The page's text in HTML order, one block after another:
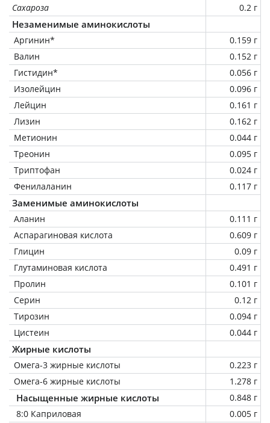
Сахароза 0.2 г
Незаменимые аминокислоты
Аргинин*
0.159 г
Валин
0.152 г
Гистидин*
0.056 г
Изолейцин
0.096 г
Лейцин
0.161 г
Лизин
0.162 г
Метионин
0.044 г
Треонин
0.095 г
Триптофан
0.024 г
Фенилаланин
0.117 г
Заменимые аминокислоты
Аланин
0.111 г
Аспарагиновая кислота
0.609 г
Глицин
0.09 г
Глутаминовая кислота
0.491 г
Пролин
0.101 г
Серин
0.12 г
Тирозин
0.094 г
Цистеин
0.044 г
Жирные кислоты
Омега-3 жирные кислоты
0.223 г
Омега-6 жирные кислоты
1.278 г
Насыщенные жирные кислоты
0.848 г
8:0 Каприловая
0.005 г